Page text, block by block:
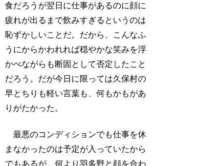
食だろうが翌日に仕事があるのに顔に
疲れが出るまで飲みすぎるというのは
恥ずかしいことだ。だから、こんなふ
うにからかわれれば穏やかな笑みを浮
かべながらも断固として否定したこと
だろう。だが今日に限っては久保村の
早とちりも軽い言葉も、何もかもがあ
りがたかった。
最悪のコンディションでも仕事を休
まなかったのは予定が入っていたから
でもあるが、何より羽多野と顔を合わ